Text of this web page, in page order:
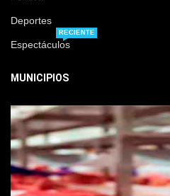
Deportes
Espectáculos
RECIENTE
MUNICIPIOS